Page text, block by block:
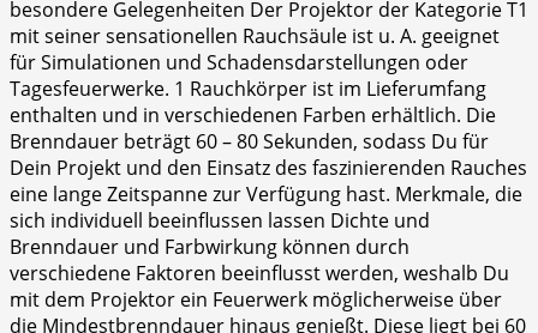
besondere Gelegenheiten Der Projektor der Kategorie T1
mit seiner sensationellen Rauchsäule ist u. A. geeignet
für Simulationen und Schadensdarstellungen oder
Tagesfeuerwerke. 1 Rauchkörper ist im Lieferumfang
enthalten und in verschiedenen Farben erhältlich. Die
Brenndauer beträgt 60 – 80 Sekunden, sodass Du für
Dein Projekt und den Einsatz des faszinierenden Rauches
eine lange Zeitspanne zur Verfügung hast. Merkmale, die
sich individuell beeinflussen lassen Dichte und
Brenndauer und Farbwirkung können durch
verschiedene Faktoren beeinflusst werden, weshalb Du
mit dem Projektor ein Feuerwerk möglicherweise über
die Mindestbrenndauer hinaus genießt. Diese liegt bei 60